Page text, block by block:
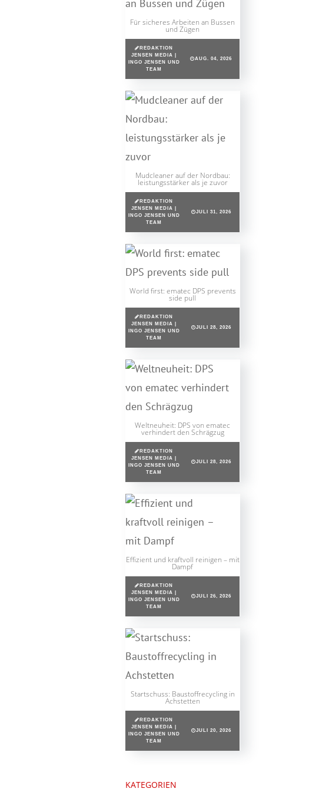
Für sicheres Arbeiten an Bussen
und Zügen
REDAKTION
JENSEN MEDIA |
INGO JENSEN UND
TEAM
AUG. 04, 2026
Mudcleaner auf der Nordbau:
leistungsstärker als je zuvor
REDAKTION
JENSEN MEDIA |
INGO JENSEN UND
TEAM
JULI 31, 2026
World first: ematec DPS prevents
side pull
REDAKTION
JENSEN MEDIA |
INGO JENSEN UND
TEAM
JULI 28, 2026
Weltneuheit: DPS von ematec
verhindert den Schrägzug
REDAKTION
JENSEN MEDIA |
INGO JENSEN UND
TEAM
JULI 28, 2026
Effizient und kraftvoll reinigen – mit
Dampf
REDAKTION
JENSEN MEDIA |
INGO JENSEN UND
TEAM
JULI 26, 2026
Startschuss: Baustoffrecycling in
Achstetten
REDAKTION
JENSEN MEDIA |
INGO JENSEN UND
TEAM
JULI 20, 2026
KATEGORIEN